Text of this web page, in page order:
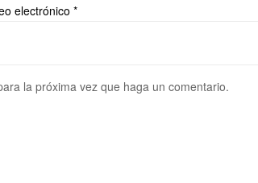
electrónico *
la próxima vez que haga un comentario.